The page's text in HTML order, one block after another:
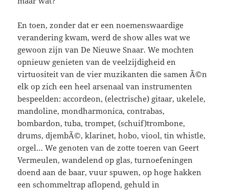
En toen, zonder dat er een noemenswaardige
verandering kwam, werd de show alles wat we
gewoon zijn van De Nieuwe Snaar. We mochten
opnieuw genieten van de veelzijdigheid en
virtuositeit van de vier muzikanten die samen Ã©n
elk op zich een heel arsenaal van instrumenten
bespeelden: accordeon, (electrische) gitaar, ukelele,
mandoline, mondharmonica, contrabas,
bombardon, tuba, trompet, (schuif)trombone,
drums, djembÃ©, klarinet, hobo, viool, tin whistle,
orgel… We genoten van de zotte toeren van Geert
Vermeulen, wandelend op glas, turnoefeningen
doend aan de baar, vuur spuwen, op hoge hakken
een schommeltrap aflopend, gehuld in